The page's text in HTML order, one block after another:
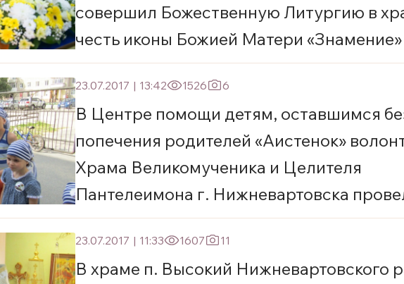
совершил Божественную Литургию в
честь иконы Божией Матери «Знамение»
Ханты-Мансийска
23.07.2017 | 13:42 1526 6
В Центре помощи детям, оставшимся
попечения родителей «Аистенок»
Храма Великомученика и Целителя
Пантелеимона г. Нижневартовска
«Поиск настоящего сокровища»
23.07.2017 | 11:33 1607 11
В храме п. Высокий Нижневартовского